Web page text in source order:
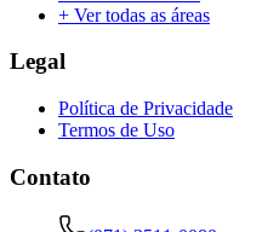
+ Ver todas as áreas
Legal
Política de Privacidade
Termos de Uso
Contato